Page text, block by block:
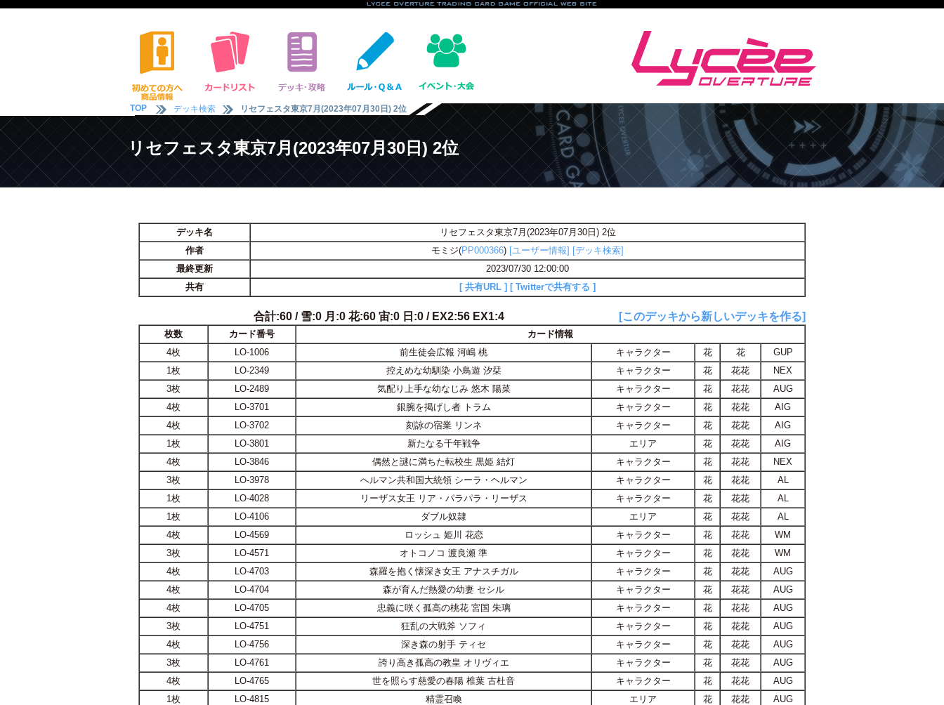
TOP デッキ検索 リセフェスタ東京7月(2023年07月30日) 2位
リセフェスタ東京7月(2023年07月30日) 2位
デッキ名
リセフェスタ東京7月(2023年07月30日) 2位
作者
モミジ(PP000366) [ユーザー情報] [デッキ検索]
最終更新
2023/07/30 12:00:00
共有
[ 共有URL ] [ Twitterで共有する ]
合計:60 / 雪:0 月:0 花:60 宙:0 日:0 / EX2:56 EX1:4 [このデッキから新しいデッキを作る]
枚数 カード番号
カード情報
4枚
LO-1006 前生徒会広報 河嶋 桃 キャラクター 花 花
GUP
1枚
LO-2349 控えめな幼馴染 小鳥遊 汐栞 キャラクター 花 花花
NEX
3枚
LO-2489 気配り上手な幼なじみ 悠木 陽菜 キャラクター 花 花花
AUG
4枚
LO-3701 銀腕を掲げし者 トラム キャラクター 花 花花
AIG
4枚
LO-3702 刻詠の宿業 リンネ キャラクター 花 花花
AIG
1枚
LO-3801 新たなる千年戦争 エリア 花 花花
AIG
4枚
LO-3846 偶然と謎に満ちた転校生 黒姫 結灯 キャラクター 花 花花
NEX
3枚
LO-3978 へルマン共和国大統領 シーラ・ヘルマン キャラクター 花 花花
AL
1枚
LO-4028 リーザス女王 リア・パラパラ・リーザス キャラクター 花 花花
AL
1枚
LO-4106 ダブル奴隷 エリア 花 花花
AL
4枚
LO-4569 ロッシュ 姫川 花恋 キャラクター 花 花花
WM
3枚
LO-4571 オトコノコ 渡良瀬 準 キャラクター 花 花花
WM
4枚
LO-4703 森羅を抱く懐深き女王 アナスチガル キャラクター 花 花花
AUG
4枚
LO-4704 森が育んだ熱愛の幼妻 セシル キャラクター 花 花花
AUG
4枚
LO-4705 忠義に咲く孤高の桃花 宮国 朱璃 キャラクター 花 花花
AUG
3枚
LO-4751 狂乱の大戦斧 ソフィ キャラクター 花 花花
AUG
4枚
LO-4756 深き森の射手 ティセ キャラクター 花 花花
AUG
3枚
LO-4761 誇り高き孤高の教皇 オリヴィエ キャラクター 花 花花
AUG
4枚
LO-4765 世を照らす慈愛の春陽 椎葉 古杜音 キャラクター 花 花花
AUG
1枚
LO-4815 精霊召喚 エリア 花 花花 AUG